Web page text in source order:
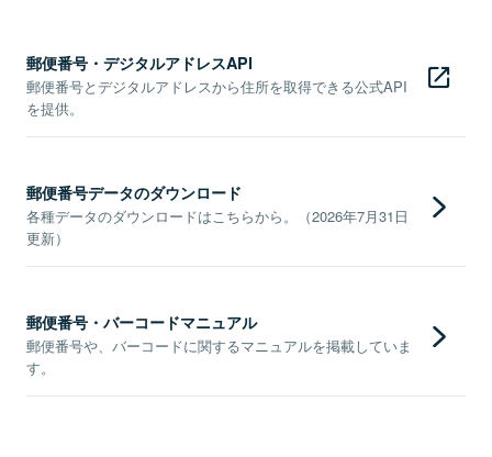
郵便番号・デジタルアドレスAPI
郵便番号とデジタルアドレスから住所を取得できる公式API
を提供。
郵便番号データのダウンロード
各種データのダウンロードはこちらから。（2026年7月31日
更新）
郵便番号・バーコードマニュアル
郵便番号や、バーコードに関するマニュアルを掲載していま
す。